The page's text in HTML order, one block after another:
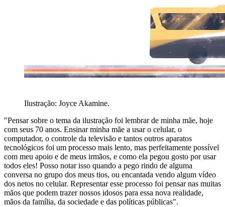
Ilustração: Joyce Akamine.
"Pensar sobre o tema da ilustração foi lembrar de minha mãe, hoje
com seus 70 anos. Ensinar minha mãe a usar o celular, o
computador, o controle da televisão e tantos outros aparatos
tecnológicos foi um processo mais lento, mas perfeitamente possível
com meu apoio e de meus irmãos, e como ela pegou gosto por usar
todos eles! Posso notar isso quando a pego rindo de alguma
conversa no grupo dos meus tios, ou encantada vendo algum vídeo
dos netos no celular. Representar esse processo foi pensar nas muitas
mãos que podem trazer nossos idosos para essa nova realidade,
mãos da família, da sociedade e das políticas públicas".